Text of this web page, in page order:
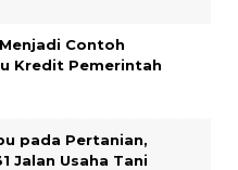
Contoh
Kredit Pemerintah
pada Pertanian,
Jalan Usaha Tani